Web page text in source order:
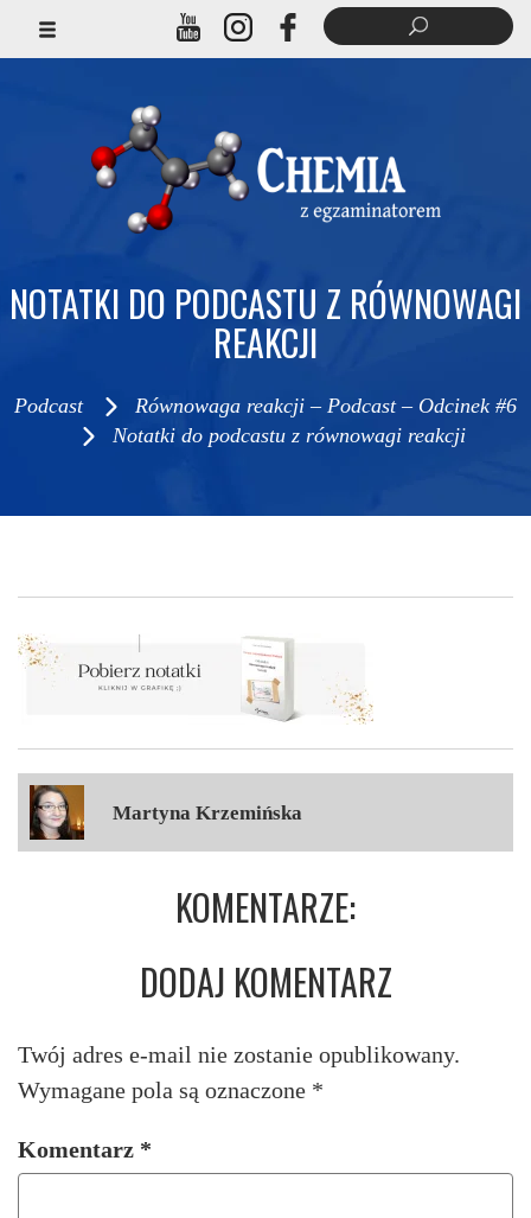
NOTATKI DO PODCASTU Z RÓWNOWAGI
REAKCJI
Podcast
Równowaga reakcji – Podcast – Odcinek #6
Notatki do podcastu z równowagi reakcji
Martyna Krzemińska
KOMENTARZE:
DODAJ KOMENTARZ
Twój adres e-mail nie zostanie opublikowany.
Wymagane pola są oznaczone *
Komentarz *